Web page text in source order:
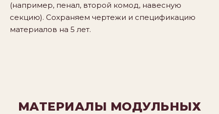
(например, пенал, второй комод, навесную
секцию). Сохраняем чертежи и спецификацию
материалов на 5 лет.
МАТЕРИАЛЫ МОДУЛЬНЫХ